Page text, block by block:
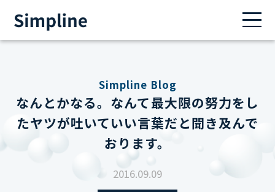
Simpline Blog
なんとかなる。なんて最大限の努力をし
たヤツが吐いていい言葉だと聞き及んで
おります。
2016.09.09